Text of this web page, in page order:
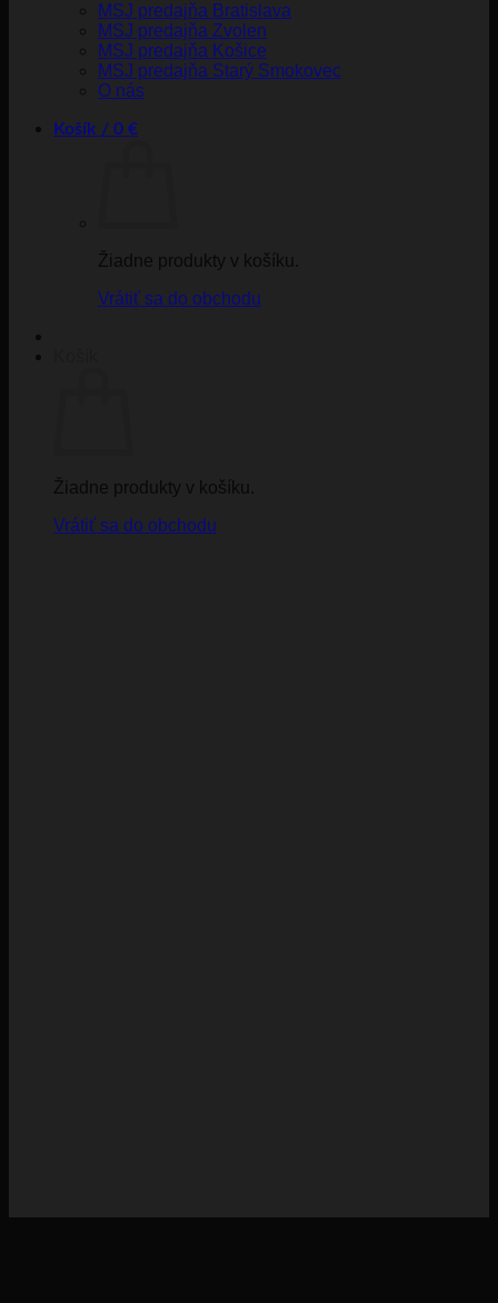
MSJ predajňa Bratislava
MSJ predajňa Zvolen
MSJ predajňa Košice
MSJ predajňa Starý Smokovec
O nás
Košík / 0 €
Žiadne produkty v košíku.
Vrátiť sa do obchodu
Žiadne produkty v košíku.
Vrátiť sa do obchodu